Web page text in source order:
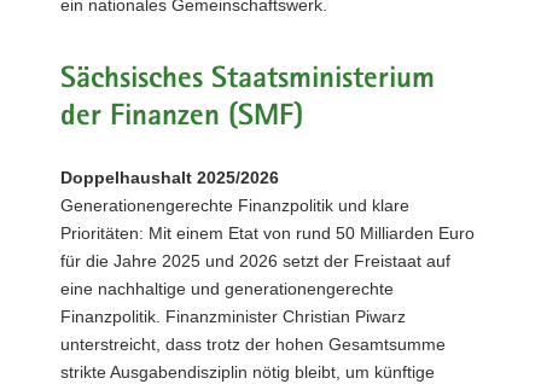
ein nationales Gemeinschaftswerk.
Sächsisches Staatsministerium
der Finanzen (SMF)
Doppelhaushalt 2025/2026
Generationengerechte Finanzpolitik und klare
Prioritäten: Mit einem Etat von rund 50 Milliarden Euro
für die Jahre 2025 und 2026 setzt der Freistaat auf
eine nachhaltige und generationengerechte
Finanzpolitik. Finanzminister Christian Piwarz
unterstreicht, dass trotz der hohen Gesamtsumme
strikte Ausgabendisziplin nötig bleibt, um künftige